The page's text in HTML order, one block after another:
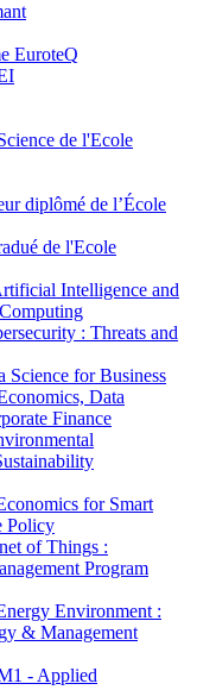
EuroteQ
de l'Ecole
diplômé de l’École
de l'Ecole
Intelligence and
: Threats and
for Business
Data
Finance
for Smart
Policy
of Things :
Program
Environment :
& Management
- Applied